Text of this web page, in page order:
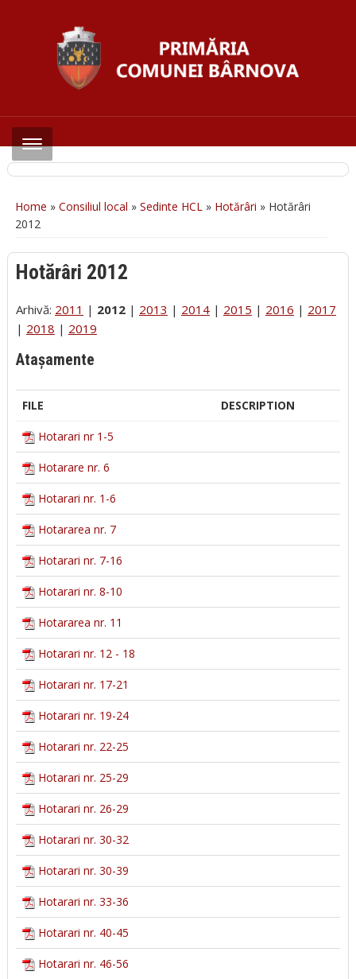
Home » Consiliul local » Sedinte HCL» Hotărâri » Hotărâri
2012
Hotărâri 2012
Arhivă: 2011 | 2012| 2013 | 2014| 2015 | 2016 | 2017
| 2018 | 2019
Atașamente
FILE DESCRIPTION
Hotarari nr 1-5
Hotarare nr. 6
Hotarari nr. 1-6
Hotararea nr. 7
Hotarari nr. 7-16
Hotarari nr. 8-10
Hotararea nr. 11
Hotarari nr. 12 - 18
Hotarari nr. 17-21
Hotarari nr. 19-24
Hotarari nr. 22-25
Hotarari nr. 25-29
Hotarari nr. 26-29
Hotarari nr. 30-32
Hotarari nr. 30-39
Hotarari nr. 33-36
Hotarari nr. 40-45
Hotarari nr. 46-56